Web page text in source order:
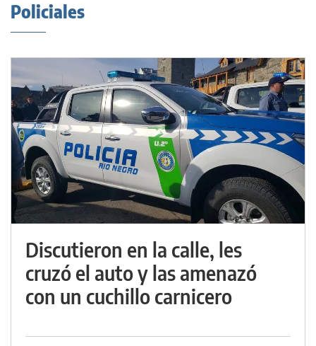
Policiales
Discutieron en la calle, les
cruzó el auto y las amenazó
con un cuchillo carnicero